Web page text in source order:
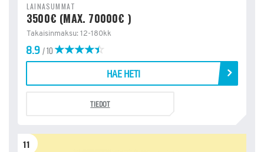
LAINASUMMAT
3500€ (MAX. 70000€ )
Takaisinmaksu: 12-180kk
8.9/ 10
HAE HETI
TIEDOT
11